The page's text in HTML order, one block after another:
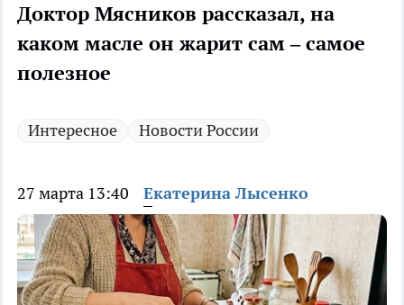
Доктор Мясников рассказал, на
каком масле он жарит сам – самое
полезное
Интересное Новости России
27 марта 13:40 Екатерина Лысенко